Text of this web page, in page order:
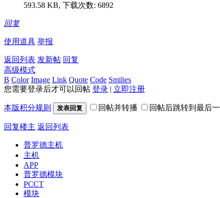
593.58 KB, 下载次数: 6892
回复
使用道具 举报
返回列表 发新帖 回复
高级模式
B Color Image Link Quote Code Smilies
您需要登录后才可以回帖 登录 | 立即注册
本版积分规则 发表回复 回帖并转播 回帖后跳转到最后
回复楼主 返回列表
普罗德主机
主机
APP
普罗德模块
PCCT
模块